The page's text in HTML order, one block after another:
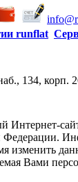
runflat
134, корп.
Интернет-
изменить
Вами